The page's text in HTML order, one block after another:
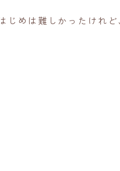
じめは難しかったけれど